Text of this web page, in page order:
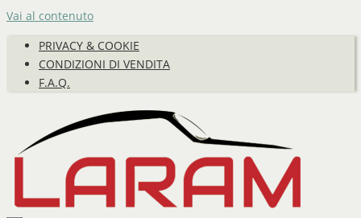
Vai al contenuto
PRIVACY & COOKIE
CONDIZIONI DI VENDITA
F.A.Q.